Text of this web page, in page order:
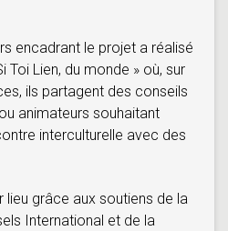
encadrant le projet a réalisé
Toi Lien, du monde » où, sur
ils partagent des conseils
animateurs souhaitant
interculturelle avec des
lieu grâce aux soutiens de la
International et de la